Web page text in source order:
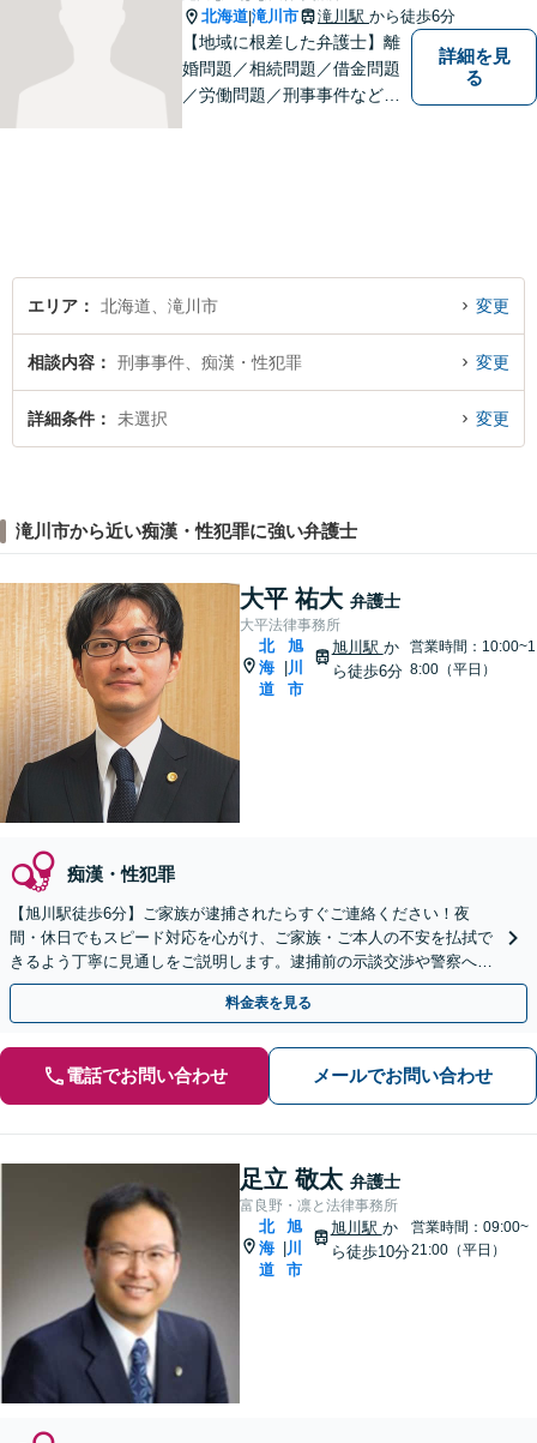
北海道|滝川市 滝川駅 から徒歩6分
【地域に根差した弁護士】離
婚問題／相続問題／借金問題
／労働問題／刑事事件など、
詳細を見
る
エリア 北海道、滝川市 変更
相談内容 刑事事件、痴漢・性犯罪 変更
詳細条件 未選択 変更
滝川市から近い痴漢・性犯罪に強い弁護士
大平 祐大 弁護士
大平法律事務所
北
海
道
旭
川
市
旭川駅 か
ら徒歩6分
営業時間：10:00~1
8:00（平日）
痴漢・性犯罪
【旭川駅徒歩6分】ご家族が逮捕されたらすぐご連絡ください！夜
間・休日でもスピード対応を心がけ、ご家族・ご本人の不安を払拭で
きるよう丁寧に見通しをご説明します。逮捕前の示談交渉や警察への
出頭などのご相談もおまかせください。
料金表を見る
電話でお問い合わせ メールでお問い合わせ
足立 敬太 弁護士
富良野・凛と法律事務所
北
海
道
旭
川
市
旭川駅 か
ら徒歩10分
営業時間：09:00~
21:00（平日）